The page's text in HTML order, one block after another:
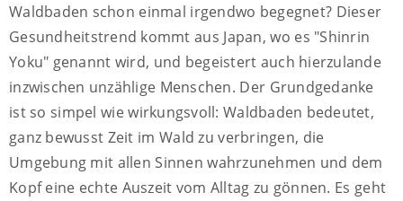
Waldbaden schon einmal irgendwo begegnet? Dieser
Gesundheitstrend kommt aus Japan, wo es "Shinrin
Yoku" genannt wird, und begeistert auch hierzulande
inzwischen unzählige Menschen. Der Grundgedanke
ist so simpel wie wirkungsvoll: Waldbaden bedeutet,
ganz bewusst Zeit im Wald zu verbringen, die
Umgebung mit allen Sinnen wahrzunehmen und dem
Kopf eine echte Auszeit vom Alltag zu gönnen. Es geht